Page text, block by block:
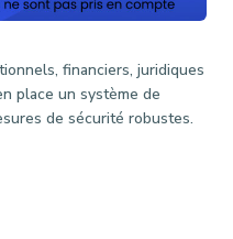
financiers, juridiques
place un système de
de sécurité robustes.